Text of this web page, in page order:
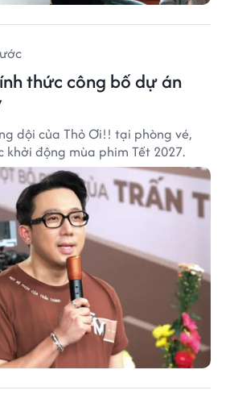
thức công bố dự án
dội của Thỏ Ơi!! tại phòng vé,
khởi động mùa phim Tết 2027.